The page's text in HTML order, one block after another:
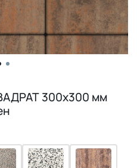
300х300 мм